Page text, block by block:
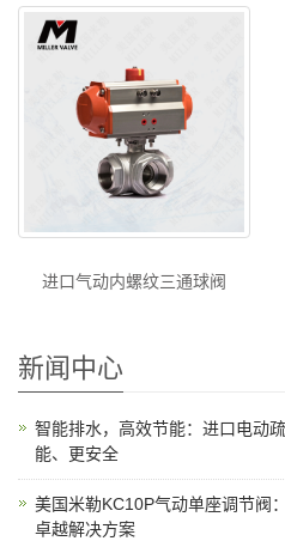
进口气动内螺纹三通球阀
新闻中心
智能排水，高效节能：进口电动
能、更安全
美国米勒KC10P气动单座调节阀
卓越解决方案